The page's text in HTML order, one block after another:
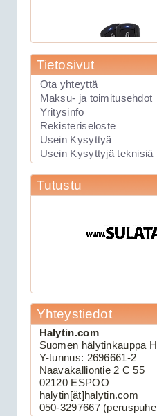
Laite
Keskuslukituksen
Viper
Tietosivut
Ota yhteyttä
Maksu- ja toimitusehdot
Yritysinfo
Rekisteriseloste
Usein Kysyttyä
Usein Kysyttyjä
Tutustu
Yhteystiedot
Halytin.com
Suomen hälytinkauppa
Y-tunnus: 2696661-2
Naavakalliontie 2 C 55
02120 ESPOO
halytin[ät]halytin.com
050-3297667